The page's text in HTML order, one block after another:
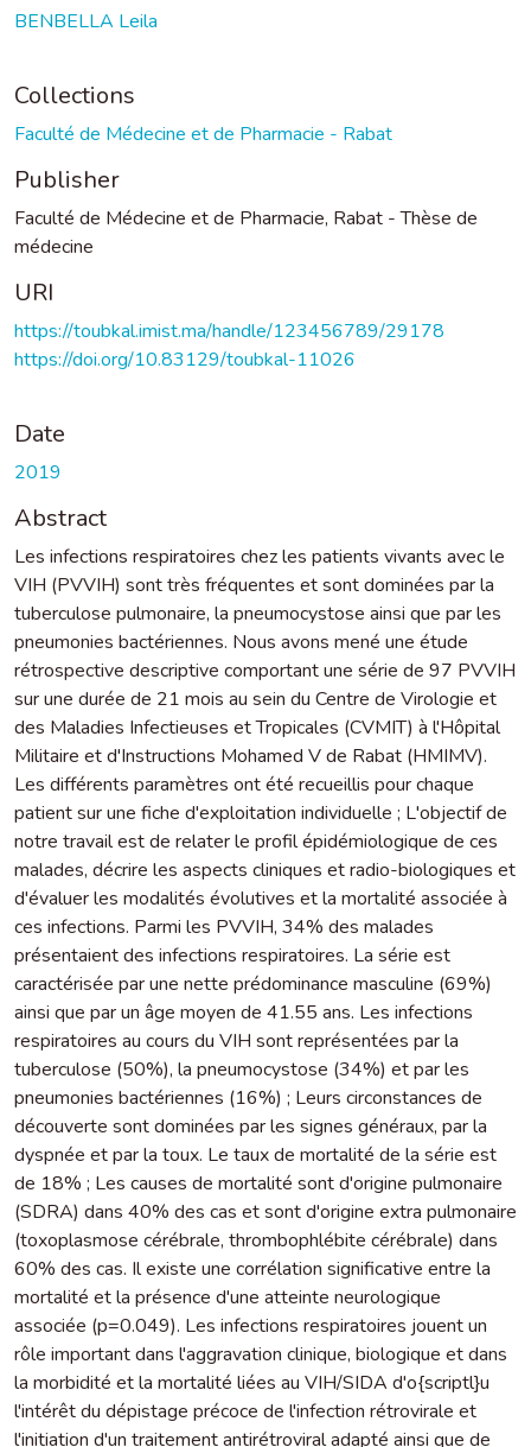
BENBELLA Leila
Collections
Faculté de Médecine et de Pharmacie - Rabat
Publisher
Faculté de Médecine et de Pharmacie, Rabat - Thèse de
médecine
URI
https://toubkal.imist.ma/handle/123456789/29178
https://doi.org/10.83129/toubkal-11026
Date
2019
Abstract
Les infections respiratoires chez les patients vivants avec le
VIH (PVVIH) sont très fréquentes et sont dominées par la
tuberculose pulmonaire, la pneumocystose ainsi que par les
pneumonies bactériennes. Nous avons mené une étude
rétrospective descriptive comportant une série de 97 PVVIH
sur une durée de 21 mois au sein du Centre de Virologie et
des Maladies Infectieuses et Tropicales (CVMIT) à l'Hôpital
Militaire et d'Instructions Mohamed V de Rabat (HMIMV).
Les différents paramètres ont été recueillis pour chaque
patient sur une fiche d'exploitation individuelle ; L'objectif de
notre travail est de relater le profil épidémiologique de ces
malades, décrire les aspects cliniques et radio-biologiques et
d'évaluer les modalités évolutives et la mortalité associée à
ces infections. Parmi les PVVIH, 34% des malades
présentaient des infections respiratoires. La série est
caractérisée par une nette prédominance masculine (69%)
ainsi que par un âge moyen de 41.55 ans. Les infections
respiratoires au cours du VIH sont représentées par la
tuberculose (50%), la pneumocystose (34%) et par les
pneumonies bactériennes (16%) ; Leurs circonstances de
découverte sont dominées par les signes généraux, par la
dyspnée et par la toux. Le taux de mortalité de la série est
de 18% ; Les causes de mortalité sont d'origine pulmonaire
(SDRA) dans 40% des cas et sont d'origine extra pulmonaire
(toxoplasmose cérébrale, thrombophlébite cérébrale) dans
60% des cas. Il existe une corrélation significative entre la
mortalité et la présence d'une atteinte neurologique
associée (p=0.049). Les infections respiratoires jouent un
rôle important dans l'aggravation clinique, biologique et dans
la morbidité et la mortalité liées au VIH/SIDA d'o{scriptl}u
l'intérêt du dépistage précoce de l'infection rétrovirale et
l'initiation d'un traitement antirétroviral adapté ainsi que de